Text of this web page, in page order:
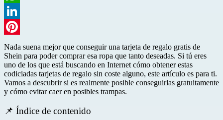
WhatsApp
LinkedIn
Pinterest
Nada suena mejor que conseguir una tarjeta de regalo gratis de
Shein para poder comprar esa ropa que tanto deseadas. Si tú eres
uno de los que está buscando en Internet cómo obtener estas
codiciadas tarjetas de regalo sin coste alguno, este artículo es para ti.
Vamos a descubrir si es realmente posible conseguirlas gratuitamente
y cómo evitar caer en posibles trampas.
📌 Índice de contenido